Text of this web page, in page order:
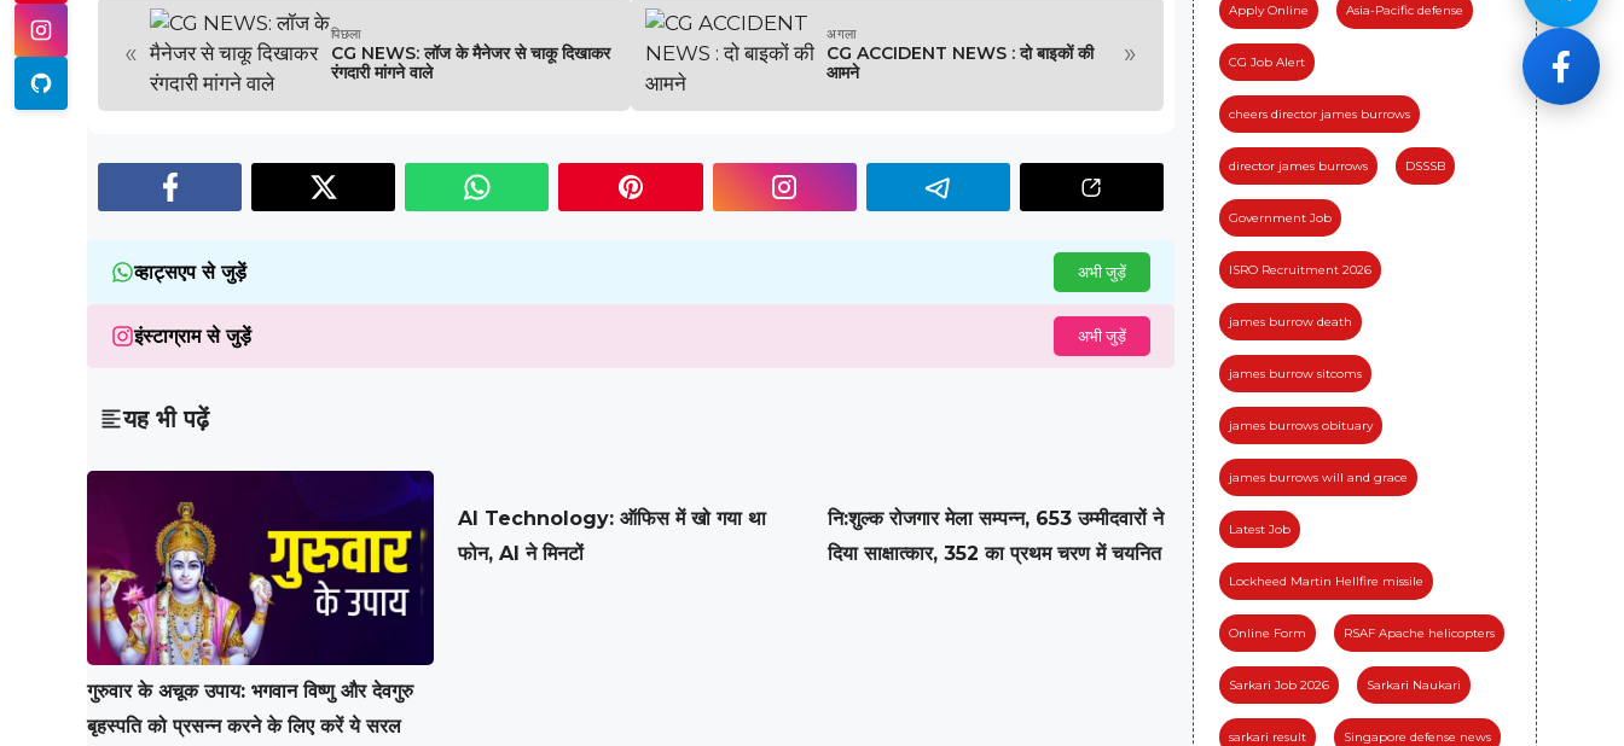
«
पिछला
CG NEWS: लॉज के मैनेजर से चाकू दिखाकर
रंगदारी मांगने वाले
अगला
CG ACCIDENT NEWS : दो बाइकों की
आमने
»
व्हाट्सएप से जुड़ें अभी जुड़ें
इंस्टाग्राम से जुड़ें अभी जुड़ें
यह भी पढ़ें
गुरुवार के अचूक उपाय: भगवान विष्णु और देवगुरु
बृहस्पति को प्रसन्न करने के लिए करें ये सरल
AI Technology: ऑफिस में खो गया था
फोन, AI ने मिनटों
नि:शुल्क रोजगार मेला सम्पन्न, 653 उम्मीदवारों ने
दिया साक्षात्कार, 352 का प्रथम चरण में चयनित
Apply Online Asia-Pacific defense
CG Job Alert
cheers director james burrows
director james burrows DSSSB
Government Job
ISRO Recruitment 2026
james burrow death
james burrow sitcoms
james burrows obituary
james burrows will and grace
Latest Job
Lockheed Martin Hellfire missile
Online Form RSAF Apache helicopters
Sarkari Job 2026 Sarkari Naukari
sarkari result Singapore defense news